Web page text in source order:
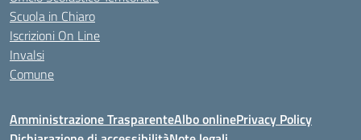
Scuola in Chiaro
Iscrizioni On Line
Invalsi
Comune
Amministrazione TrasparenteAlbo onlinePrivacy Policy